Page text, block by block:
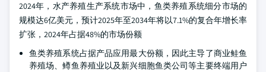
2024年，水产养殖生产系统市场中，鱼类养殖系统细分市场的
规模达6亿美元，预计2025年至2034年将以7.1%的复合年增长率
扩张，2024年占据48%的市场份额
鱼类养殖系统占据产品应用最大份额，因此主导了商业鲑鱼
养殖场、鳟鱼养殖业以及新兴细胞鱼类公司等主要终端用户